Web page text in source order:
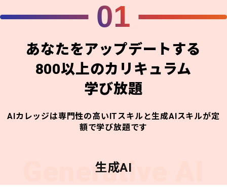
01
あなたをアップデートする
800以上のカリキュラム
学び放題
AIカレッジは専門性の高いITスキルと生成AIスキルが定
額で学び放題です
Generative AI
生成AI